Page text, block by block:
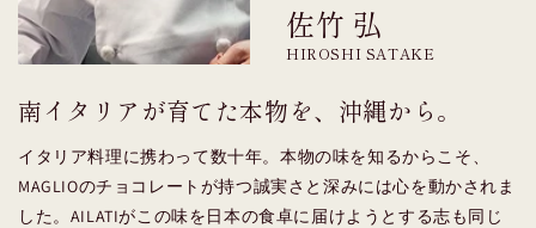
佐竹 弘
HIROSHI SATAKE
南イタリアが育てた本物を、沖縄から。
イタリア料理に携わって数十年。本物の味を知るからこそ、
MAGLIOのチョコレートが持つ誠実さと深みには心を動かされま
した。AILATIがこの味を日本の食卓に届けようとする志も同じ